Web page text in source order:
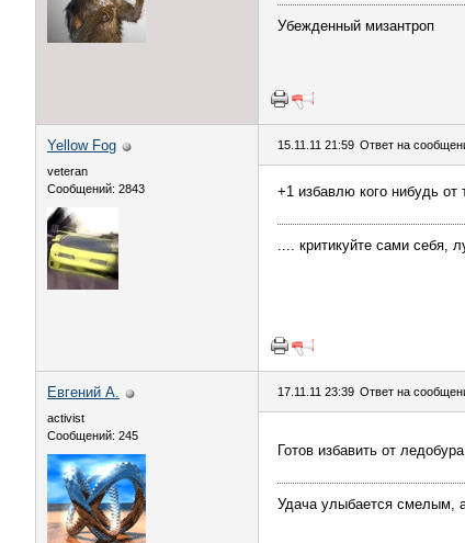
Убежденный мизантроп
Yellow Fog
veteran
Сообщений: 2843
15.11.11 21:59 Ответ на
+1 избавлю кого нибудь от
.... критикуйте сами себя,
Евгений А.
activist
Сообщений: 245
17.11.11 23:39 Ответ на
Готов избавить от
Удача улыбается смелым,